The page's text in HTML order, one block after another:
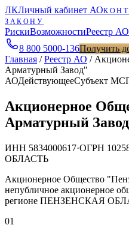
ЛКЛичный кабинет АО
ЗАКОНУ
РискиВозможностиРеестр АО
8 800 5000-136Получить
Главная /Реестр АО /
Арматурный Завод"
АОДействующееСубъект
Акционерное
Арматурный
ИНН 5834000617·ОГРН
ОБЛАСТЬ
Акционерное Общество
непубличное акционерное
регионе ПЕНЗЕНСКАЯ
01